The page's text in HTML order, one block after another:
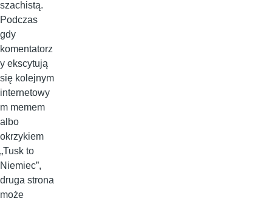
szachistą.
Podczas
gdy
komentatorz
y ekscytują
się kolejnym
internetowy
m memem
albo
okrzykiem
„Tusk to
Niemiec”,
druga strona
może